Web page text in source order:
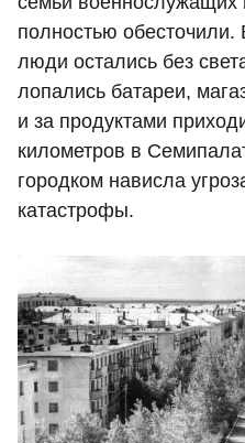
полностью
люди остались без
лопались батареи,
и за продуктами
километров в
городком нависла
катастрофы.